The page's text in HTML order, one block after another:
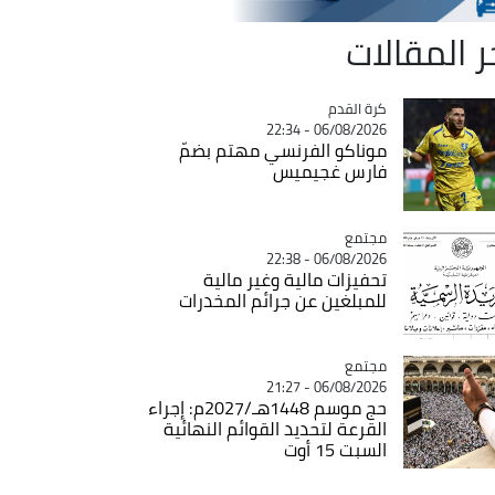
المقالات
Catégorie
كرة القدم
06/08/2026 - 22:34
موناكو الفرنسي مهتم بضمّ
فارس غجيميس
Catégorie
مجتمع
06/08/2026 - 22:38
تحفيزات مالية وغير مالية
للمبلغين عن جرائم المخدرات
Catégorie
مجتمع
06/08/2026 - 21:27
حج موسم 1448هـ/2027م: إجراء
القرعة لتحديد القوائم النهائية
السبت 15 أوت